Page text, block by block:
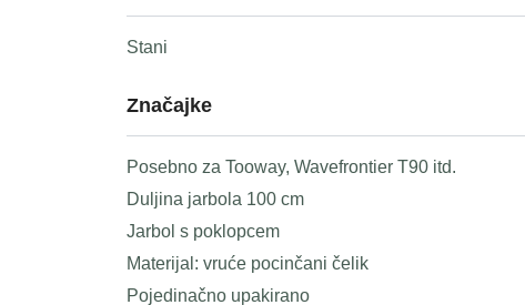
Stani
Značajke
Posebno za Tooway, Wavefrontier T90 itd.
Duljina jarbola 100 cm
Jarbol s poklopcem
Materijal: vruće pocinčani čelik
Pojedinačno upakirano